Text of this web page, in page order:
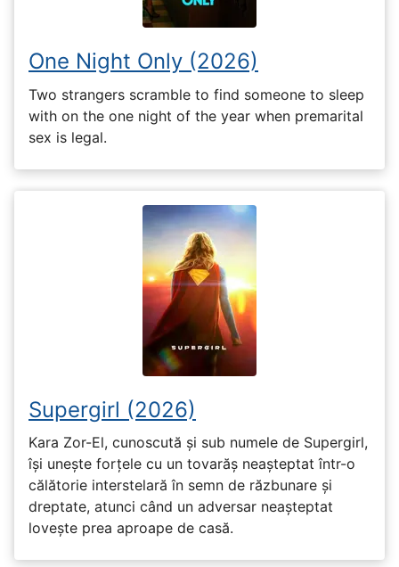
One Night Only (2026)
Two strangers scramble to find someone to sleep
with on the one night of the year when premarital
sex is legal.
Supergirl (2026)
Kara Zor-El, cunoscută și sub numele de Supergirl,
își unește forțele cu un tovarăș neașteptat într-o
călătorie interstelară în semn de răzbunare și
dreptate, atunci când un adversar neașteptat
lovește prea aproape de casă.